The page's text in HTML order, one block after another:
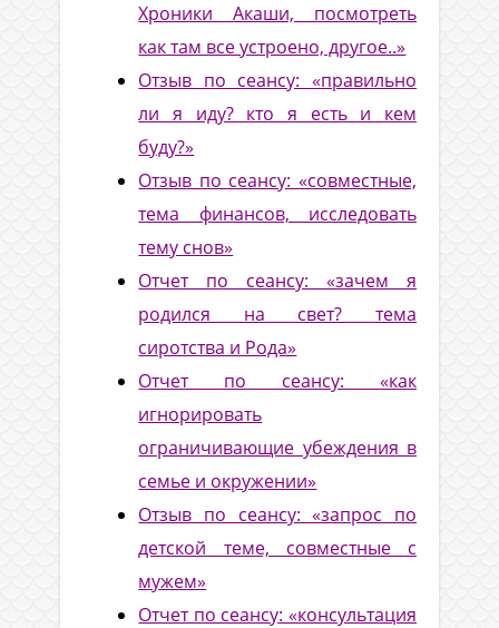
Хроники Акаши, посмотреть
как там все устроено, другое..»
Отзыв по сеансу: «правильно
ли я иду? кто я есть и кем
буду?»
Отзыв по сеансу: «совместные,
тема финансов, исследовать
тему снов»
Отчет по сеансу: «зачем я
родился на свет? тема
сиротства и Рода»
Отчет по сеансу: «как
игнорировать
ограничивающие убеждения в
семье и окружении»
Отзыв по сеансу: «запрос по
детской теме, совместные с
мужем»
Отчет по сеансу: «консультация